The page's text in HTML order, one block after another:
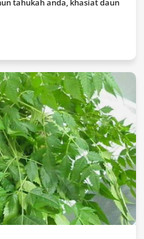
tahukah anda, khasiat daun